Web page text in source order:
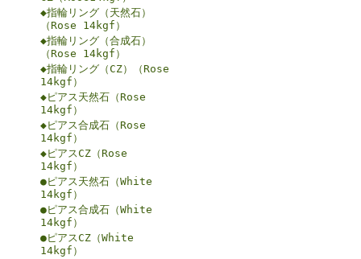
◆指輪リング（天然石）
（Rose 14kgf）
◆指輪リング（合成石）
（Rose 14kgf）
◆指輪リング（CZ）（Rose
14kgf）
◆ピアス天然石（Rose
14kgf）
◆ピアス合成石（Rose
14kgf）
◆ピアスCZ（Rose
14kgf）
●ピアス天然石（White
14kgf）
●ピアス合成石（White
14kgf）
●ピアスCZ（White
14kgf）